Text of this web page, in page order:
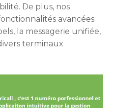
De plus, nos
avancées
la messagerie unifiée,
terminaux